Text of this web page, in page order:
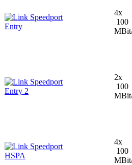
Speedport
Entry
4x
100
Speedport
Entry 2
2x
100
Speedport
HSPA
4x
100